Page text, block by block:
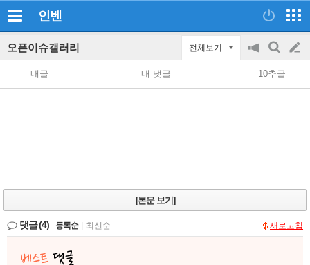
인벤
오픈이슈갤러리 전체보기
공
지
on/off
검
색
글
쓰
내글 내 댓글 10추글
[본문 보기]
댓글(4) 등록순 최신순 새로고침